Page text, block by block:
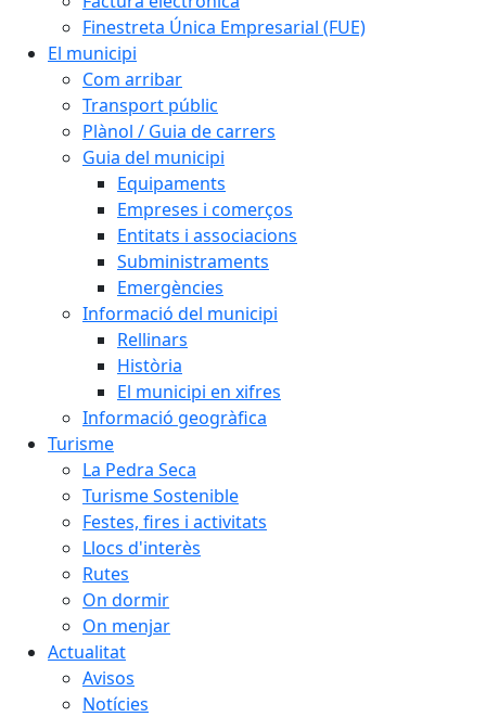
Finestreta Única Empresarial (FUE)
El municipi
Com arribar
Transport públic
Plànol / Guia de carrers
Guia del municipi
Equipaments
Empreses i comerços
Entitats i associacions
Subministraments
Emergències
Informació del municipi
Rellinars
Història
El municipi en xifres
Informació geogràfica
Turisme
La Pedra Seca
Turisme Sostenible
Festes, fires i activitats
Llocs d'interès
Rutes
On dormir
On menjar
Actualitat
Avisos
Notícies